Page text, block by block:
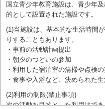
国立青少年教育施設は、青少年
的として設置された施設です。
(1)当施設は、基本的な生活時間
りすることもあります。
・事前の活動計画提出
・朝夕のつどいの参加
・利用した宿泊室の清掃や点検
・食事や入浴など、決められた
(2)利用の制限(禁止事項)
次の活動を目的とした利用はで